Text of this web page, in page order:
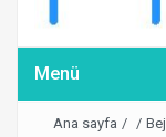
Menü
Ana sayfa / / Bej